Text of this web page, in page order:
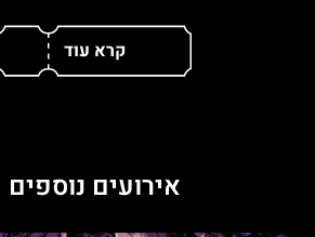
ביצועים חדשים ואורחים מיוחדים.
דין פרינס גבאי
אורחים מיוחדיםאירועים נוספים